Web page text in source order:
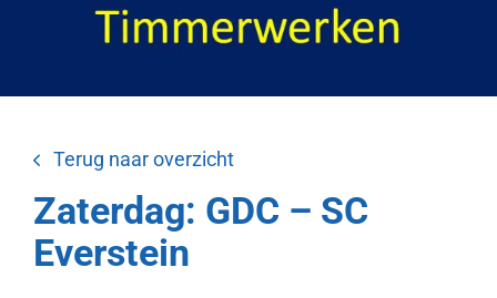
Terug naar overzicht
Zaterdag: GDC – SC
Everstein